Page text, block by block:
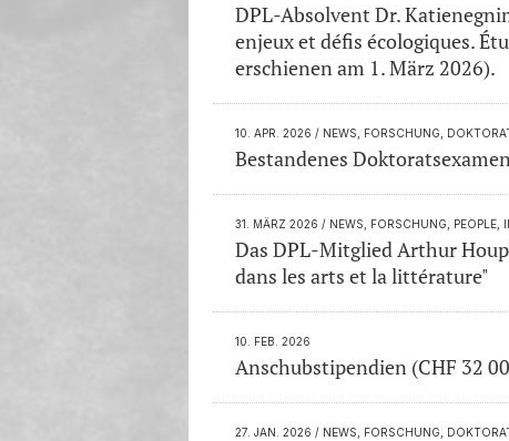
DPL-Absolvent Dr.
enjeux et défis écologiques.
erschienen am 1. März 2026).
10. APR. 2026 / NEWS, FORSCHUNG,
Bestandenes
31. MÄRZ 2026 / NEWS, FORSCHUNG, PEOPLE,
Das DPL-Mitglied Arthur
dans les arts et la littérature"
10. FEB. 2026
Anschubstipendien (CHF 32
27. JAN. 2026 / NEWS, FORSCHUNG,